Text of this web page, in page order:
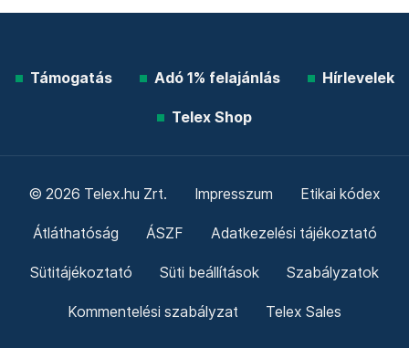
Támogatás Adó 1% felajánlás Hírlevelek
Telex Shop
© 2026 Telex.hu Zrt. Impresszum Etikai kódex
Átláthatóság ÁSZF Adatkezelési tájékoztató
Sütitájékoztató Süti beállítások Szabályzatok
Kommentelési szabályzat Telex Sales